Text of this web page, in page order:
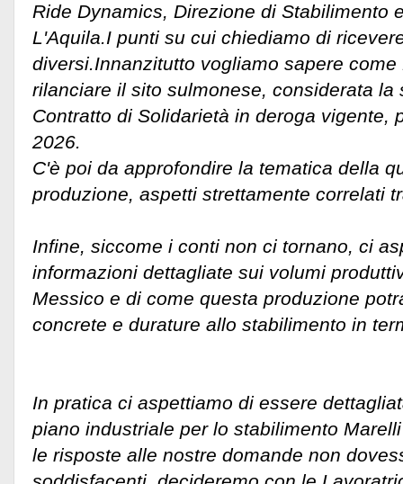
Ride Dynamics, Direzione di Stabilimento
L'Aquila.I punti su cui chiediamo di
diversi.Innanzitutto vogliamo sapere
rilanciare il sito sulmonese, considerata la
Contratto di Solidarietà in deroga vigente,
2026.
C'è poi da approfondire la tematica della
produzione, aspetti strettamente correlati
Infine, siccome i conti non ci tornano, ci
informazioni dettagliate sui volumi
Messico e di come questa produzione
concrete e durature allo stabilimento in
In pratica ci aspettiamo di essere
piano industriale per lo stabilimento
le risposte alle nostre domande non